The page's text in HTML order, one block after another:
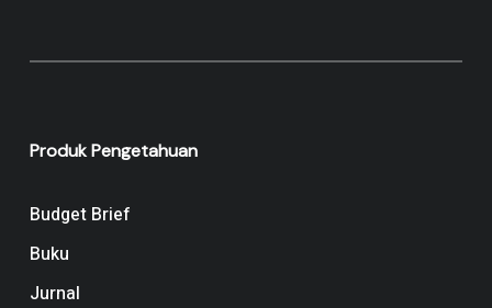
Produk Pengetahuan
Budget Brief
Buku
Jurnal